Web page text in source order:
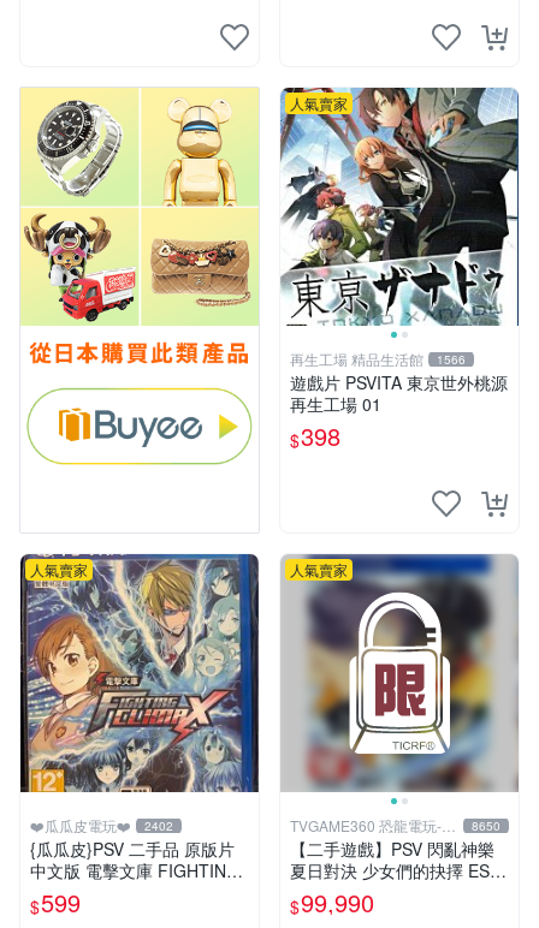
人氣賣家
再生工場 精品生活館 1566
遊戲片 PSVITA 東京世外桃源
再生工場 01
$398
人氣賣家
❤️瓜瓜皮電玩❤️ 2402
{瓜瓜皮}PSV 二手品 原版片
中文版 電擊文庫 FIGHTING
CLIMAX(遊戲都有回收)
$599
人氣賣家
TVGAME360 恐龍電玩-台
中店
8650
【二手遊戲】PSV 閃亂神樂
夏日對決 少女們的抉擇 ESTI
VAL VERSUS 中文版【台中
恐龍電玩】
$99,990